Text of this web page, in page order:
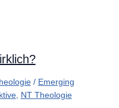
/ Emerging
, NT Theologie